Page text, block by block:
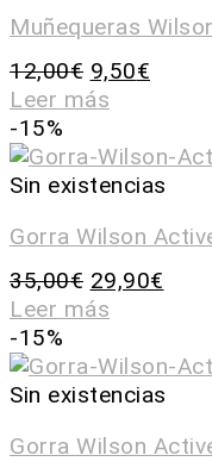
Muñequeras
12,00€ 9,50€
Leer más
-15%
Sin existencias
Gorra Wilson
35,00€ 29,90€
Leer más
-15%
Sin existencias
Gorra Wilson